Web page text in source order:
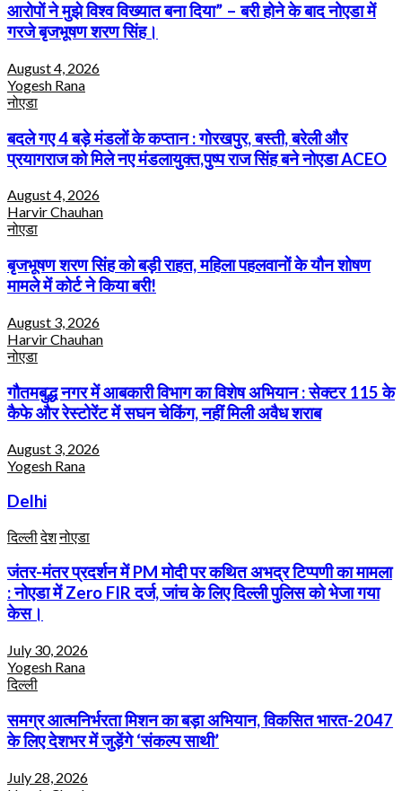
आरोपों ने मुझे विश्व विख्यात बना दिया” – बरी होने के बाद नोएडा में
गरजे बृजभूषण शरण सिंह।
August 4, 2026
Yogesh Rana
नोएडा
बदले गए 4 बड़े मंडलों के कप्तान : गोरखपुर, बस्ती, बरेली और
प्रयागराज को मिले नए मंडलायुक्त,पुष्प राज सिंह बने नोएडा ACEO
August 4, 2026
Harvir Chauhan
नोएडा
बृजभूषण शरण सिंह को बड़ी राहत, महिला पहलवानों के यौन शोषण
मामले में कोर्ट ने किया बरी!
August 3, 2026
Harvir Chauhan
नोएडा
गौतमबुद्ध नगर में आबकारी विभाग का विशेष अभियान : सेक्टर 115 के
कैफे और रेस्टोरेंट में सघन चेकिंग, नहीं मिली अवैध शराब
August 3, 2026
Yogesh Rana
Delhi
दिल्लीदेशनोएडा
जंतर-मंतर प्रदर्शन में PM मोदी पर कथित अभद्र टिप्पणी का मामला
: नोएडा में Zero FIR दर्ज, जांच के लिए दिल्ली पुलिस को भेजा गया
केस।
July 30, 2026
Yogesh Rana
दिल्ली
समग्र आत्मनिर्भरता मिशन का बड़ा अभियान, विकसित भारत-2047
के लिए देशभर में जुड़ेंगे ‘संकल्प साथी’
July 28, 2026